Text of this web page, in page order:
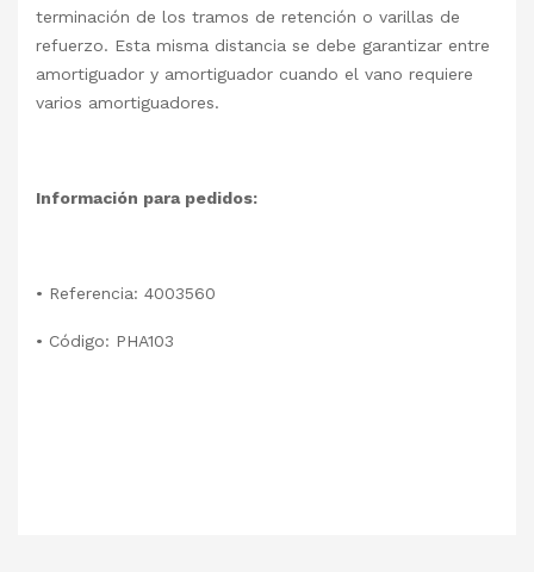
terminación de los tramos de retención o varillas de
refuerzo. Esta misma distancia se debe garantizar entre
amortiguador y amortiguador cuando el vano requiere
varios amortiguadores.
Información para pedidos:
• Referencia: 4003560
• Código: PHA103